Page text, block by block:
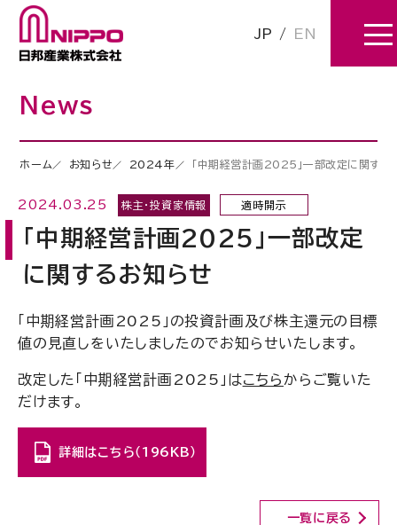
JP / EN
News
ホーム お知らせ 2024年 「中期経営計画2025」一部改定に関する
2024.03.25 株主・投資家情報 適時開示
「中期経営計画2025」一部改定
に関するお知らせ
「中期経営計画2025」の投資計画及び株主還元の目標
値の見直しをいたしましたのでお知らせいたします。
改定した「中期経営計画2025」はこちら からご覧いた
だけます。
詳細はこちら（196KB）
一覧に戻る